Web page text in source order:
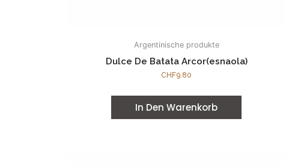
Argentinische produkte
Dulce De Batata Arcor(esnaola)
CHF9.80
In Den Warenkorb